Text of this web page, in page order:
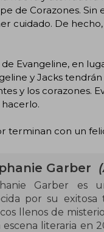
de Corazones.
cuidado. De
Evangeline, en
y Jacks
y los corazones.
terminan con un
Garber
Garber es
por su exitosa
llenos de
escena literaria en